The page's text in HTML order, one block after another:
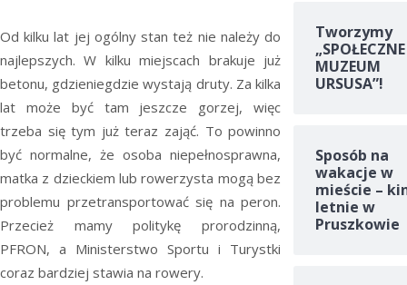
Od kilku lat jej ogólny stan też nie należy do
najlepszych. W kilku miejscach brakuje już
betonu, gdzieniegdzie wystają druty. Za kilka
lat może być tam jeszcze gorzej, więc
trzeba się tym już teraz zająć. To powinno
być normalne, że osoba niepełnosprawna,
matka z dzieckiem lub rowerzysta mogą bez
problemu przetransportować się na peron.
Przecież mamy politykę prorodzinną,
PFRON, a Ministerstwo Sportu i Turystki
coraz bardziej stawia na rowery.
Tworzymy
„SPOŁECZNE
MUZEUM
URSUSA”!
Sposób na
wakacje w
mieście –
letnie w
Pruszkowie